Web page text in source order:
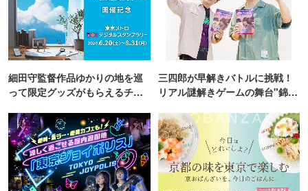
細田守監督作品ゆかりの地を巡
って限定グッズがもらえるチャ
三四郎が早解きバトルに挑戦！
リアル謎解きゲームの舞台"錦糸